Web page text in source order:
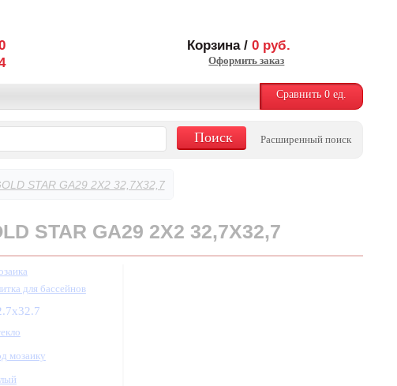
Корзина /0 руб.
Оформить заказ
Сравнить 0ед.
Расширенный поиск
STAR GA29 2X2 32,7X32,7
STAR GA29 2X2 32,7X32,7
для бассейнов
мозаику